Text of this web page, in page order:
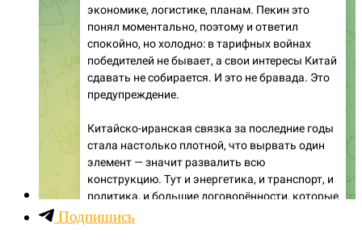
Подпишись